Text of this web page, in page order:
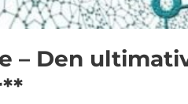
– Den